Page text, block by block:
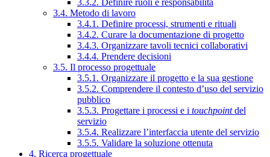
3.3.2. Definire ruoli e responsabilità
3.4. Metodo di lavoro
3.4.1. Definire processi, strumenti e rituali
3.4.2. Curare la documentazione di progetto
3.4.3. Organizzare tavoli tecnici collaborativi
3.4.4. Prendere decisioni
3.5. Il processo progettuale
3.5.1. Organizzare il progetto e la sua gestione
3.5.2. Comprendere il contesto d’uso del servizio
pubblico
3.5.3. Progettare i processi e i touchpointdel
servizio
3.5.4. Realizzare l’interfaccia utente del servizio
3.5.5. Validare la soluzione ottenuta
4. Ricerca progettuale